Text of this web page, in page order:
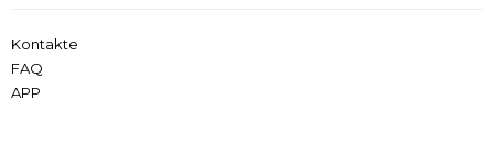
Kontakte
FAQ
APP